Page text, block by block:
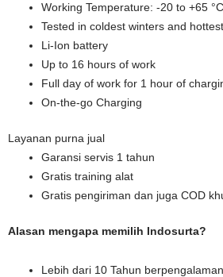
Working Temperature: -20 to +65 °C
Tested in coldest winters and
Li-Ion battery
Up to 16 hours of work
Full day of work for 1 hour of
On-the-go Charging
Layanan purna jual
Garansi servis 1 tahun
Gratis training alat
Gratis pengiriman dan juga COD
Alasan mengapa memilih Indosurta?
Lebih dari 10 Tahun